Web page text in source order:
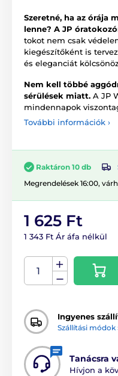
Szeretné, ha az órája
lenne? A JP
tokot nem csak
kiegészítőként is
és eleganciát
Nem kell többé
sérülések miatt. A JP
mindennapok
További információk ›
Raktáron 10 db
Megrendelések 16:00,
1 625 Ft
1 343 Ft Ár áfa nélkül
Ingyenes
Szállítási módok
Tanácsra
Hívjon a